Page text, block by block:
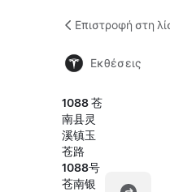
Επιστροφή στη
Εκθέσεις
1088 苍
南县灵
溪镇玉
苍路
1088号
苍南银